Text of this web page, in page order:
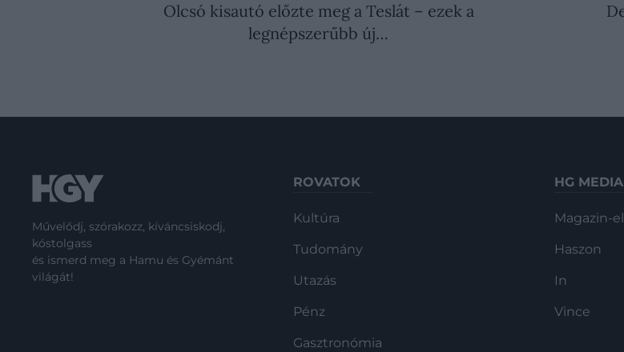
Olcsó kisautó előzte meg a Teslát – ezek a
legnépszerűbb új…
Művelődj, szórakozz, kíváncsiskodj,
kóstolgass
és ismerd meg a Hamu és Gyémánt
világát!
ROVATOK
Kultúra
Tudomány
Utazás
Pénz
Gasztronómia
HG MEDIA
Magazin-
Haszon
In
Vince